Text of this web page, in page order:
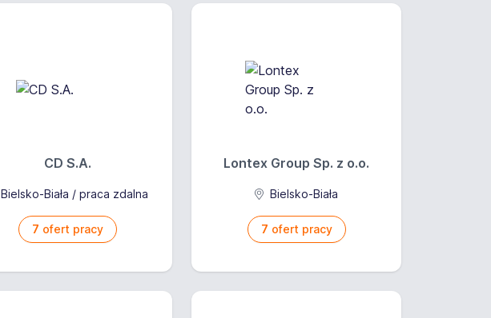
CD S.A.
Bielsko-Biała / praca zdalna
7 ofert pracy
Lontex Group Sp. z o.o.
Bielsko-Biała
7 ofert pracy